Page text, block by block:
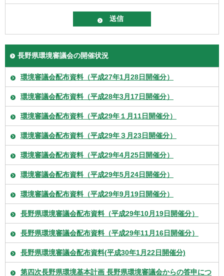
長野県環境審議会の開催状況
環境審議会配布資料（平成27年1月28日開催分）
環境審議会配布資料（平成28年3月17日開催分）
環境審議会配布資料（平成29年１月11日開催分）
環境審議会配布資料（平成29年３月23日開催分）
環境審議会配布資料（平成29年4月25日開催分）
環境審議会配布資料（平成29年5月24日開催分）
環境審議会配布資料（平成29年9月19日開催分）
長野県環境審議会配布資料（平成29年10月19日開催分）
長野県環境審議会配布資料（平成29年11月16日開催分）
長野県環境審議会配布資料(平成30年1月22日開催分)
第四次長野県環境基本計画 長野県環境審議会からの答申につ